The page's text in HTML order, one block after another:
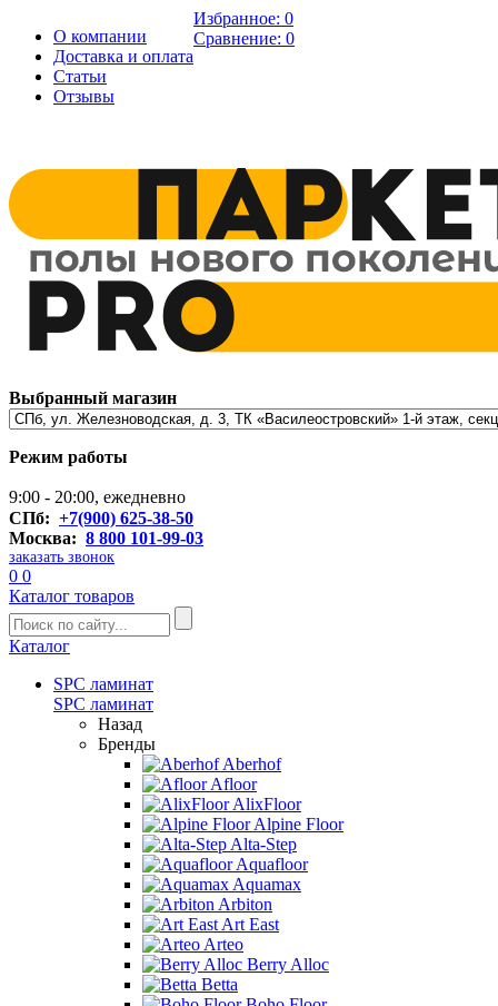
О компании
Доставка и оплата
Статьи
Отзывы
Избранное: 0
Сравнение: 0
Выбранный магазин
Режим работы
9:00 - 20:00, ежедневно
СПб: +7(900) 625-38-50
Москва: 8 800 101-99-03
заказать звонок
0 0
Каталог товаров
Каталог
SPC ламинат
SPC ламинат
Назад
Бренды
Aberhof
Afloor
AlixFloor
Alpine Floor
Alta-Step
Aquafloor
Aquamax
Arbiton
Art East
Arteo
Berry Alloc
Betta